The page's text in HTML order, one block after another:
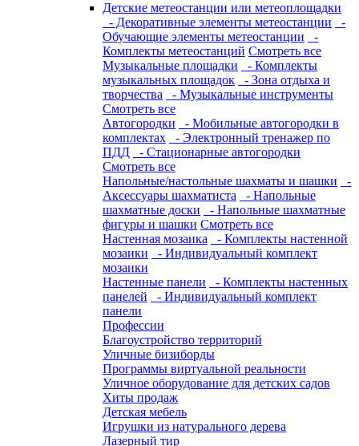
Детские метеостанции или метеоплощадки
- Декоративные элементы метеостанции
-
Обучающие элементы метеостанции
-
Комплекты метеостанций Смотреть все
Музыкальные площадки
- Комплекты
музыкальных площадок
- Зона отдыха и
творчества
- Музыкальные инструменты
Смотреть все
Автогородки
- Мобильные автогородки в
комплектах
- Электронный тренажер по
ПДД
- Стационарные автогородки
Смотреть все
Напольные/настольные шахматы и шашки
-
Аксессуары шахматиста
- Напольные
шахматные доски
- Напольные шахматные
фигуры и шашки Смотреть все
Настенная мозаика
- Комплекты настенной
мозаики
- Индивидуальный комплект
мозаики
Настенные панели
- Комплекты настенных
панелей
- Индивидуальный комплект
панели
Профессии
Благоустройство территорий
Уличные бизиборды
Программы виртуальной реальности
Уличное оборудование для детских садов
Хиты продаж
Детская мебель
Игрушки из натурального дерева
Лазерный тир